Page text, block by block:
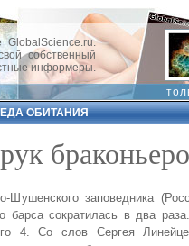
собственный
информеры.
ОБИТАНИЯ
заповедника
барса сократилась в два
4. Со слов Сергея